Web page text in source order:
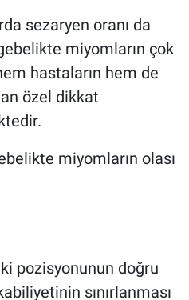
sezaryen oranı da
miyomların çok
hastaların hem de
özel dikkat
miyomların olası
pozisyonunun doğru
sınırlanması